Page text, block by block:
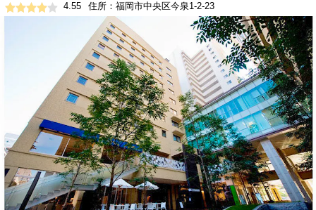
4.55 住所：福岡市中央区今泉1-2-23